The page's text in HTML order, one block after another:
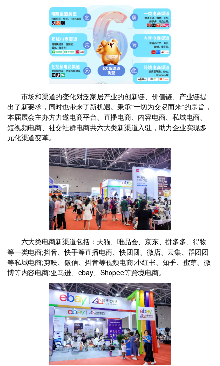
市场和渠道的变化对泛家居产业的创新链、价值链、产业链提
出了新要求，同时也带来了新机遇。秉承“一切为交易而来”的宗旨，
本届展会主办方力邀电商平台、直播电商、内容电商、私域电商、
短视频电商、社交社群电商共六大类新渠道入驻，助力企业实现多
元化渠道变革。
六大类电商新渠道包括：天猫、唯品会、京东、拼多多、得物
等一类电商;抖音、快手等直播电商、快团团、微店、云集、群团团
等私域电商;剪映、微信、抖音等视频电商;小红书、知乎、蜜芽、微
博等内容电商;亚马逊、ebay、Shopee等跨境电商。